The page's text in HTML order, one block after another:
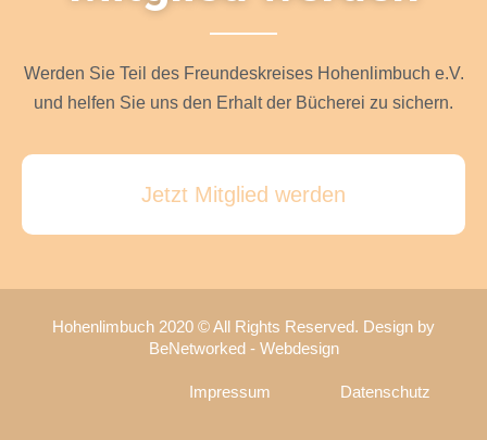
Werden Sie Teil des Freundeskreises Hohenlimbuch e.V.
und helfen Sie uns den Erhalt der Bücherei zu sichern.
Jetzt Mitglied werden
Hohenlimbuch 2020 © All Rights Reserved. Design by
BeNetworked - Webdesign
Impressum Datenschutz